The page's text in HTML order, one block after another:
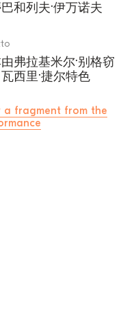
和列夫·伊万诺夫
弗拉基米尔·别格窃
西里·捷尔特色
a fragment from the